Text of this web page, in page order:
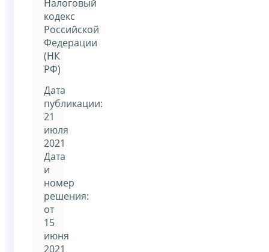
Налоговый
кодекс
Российской
Федерации
(НК
РФ)
Дата
публикации:
21
июля
2021
Дата
и
номер
решения:
от
15
июня
2021